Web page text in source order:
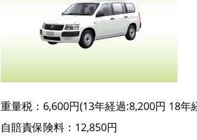
重量税：6,600円(13年経過:8,200円 18年
自賠責保険料：12,850円